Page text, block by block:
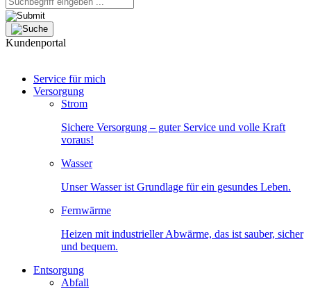
Kundenportal
Service für mich
Versorgung
Strom
Sichere Versorgung – guter Service und volle Kraft
voraus!
Wasser
Unser Wasser ist Grundlage für ein gesundes Leben.
Fernwärme
Heizen mit industrieller Abwärme, das ist sauber, sicher
und bequem.
Entsorgung
Abfall